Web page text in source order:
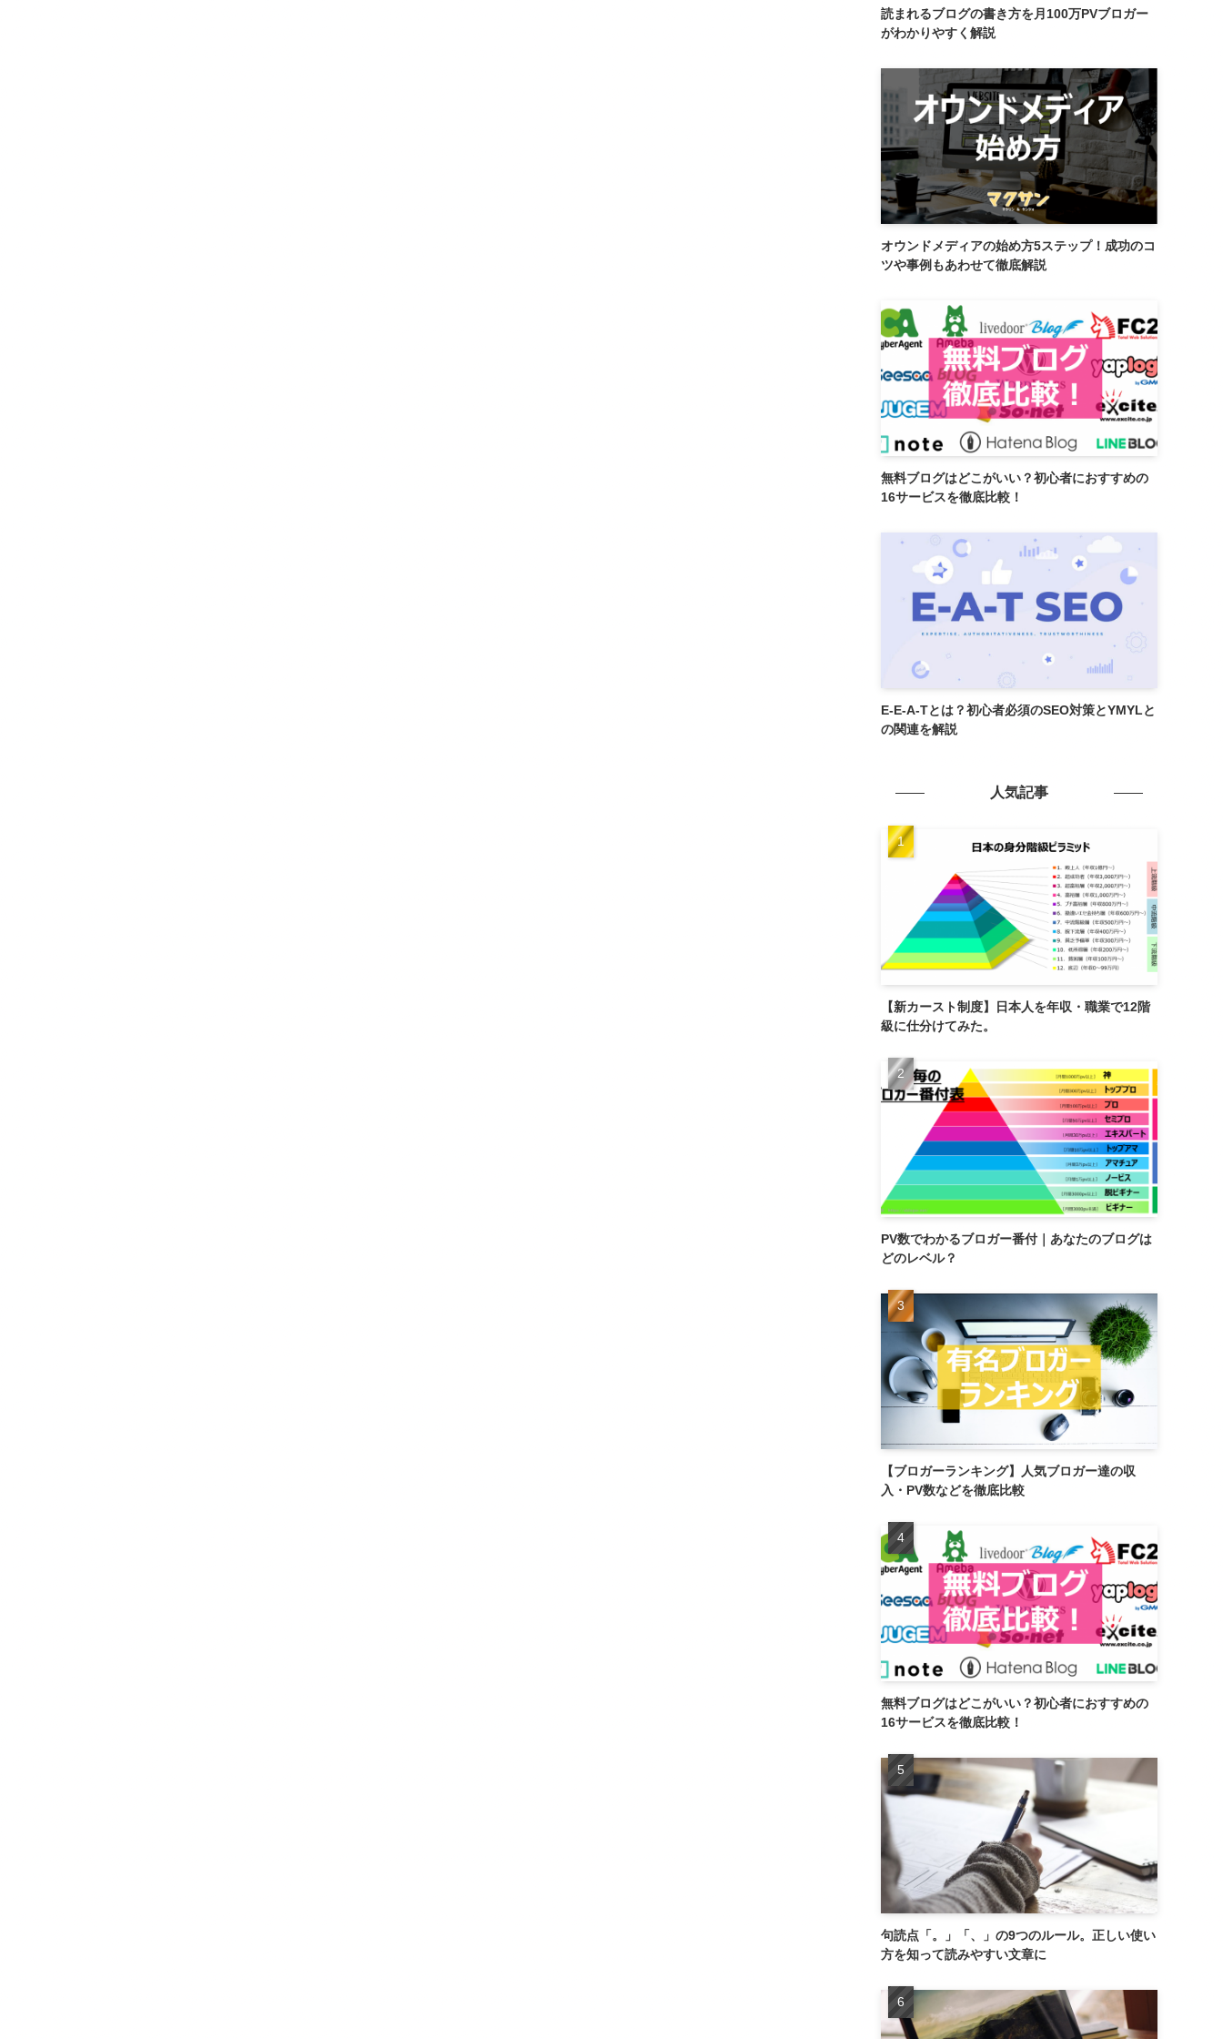
読まれるブログの書き方を月100万PVブロガー
がわかりやすく解説
オウンドメディアの始め方5ステップ！成功のコ
ツや事例もあわせて徹底解説
無料ブログはどこがいい？初心者におすすめの
16サービスを徹底比較！
E-E-A-Tとは？初心者必須のSEO対策とYMYLと
の関連を解説
人気記事
【新カースト制度】日本人を年収・職業で12階
級に仕分けてみた。
PV数でわかるブロガー番付｜あなたのブログは
どのレベル？
【ブロガーランキング】人気ブロガー達の収
入・PV数などを徹底比較
無料ブログはどこがいい？初心者におすすめの
16サービスを徹底比較！
句読点「。」「、」の9つのルール。正しい使い
方を知って読みやすい文章に